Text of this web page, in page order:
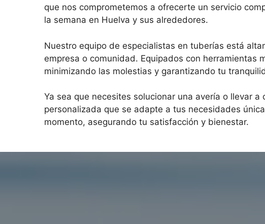
que nos comprometemos a ofrecerte un servicio
la semana en Huelva y sus alrededores.
Nuestro equipo de especialistas en tuberías está
empresa o comunidad. Equipados con
minimizando las molestias y garantizando tu
Ya sea que necesites solucionar una avería o llevar
personalizada que se adapte a tus necesidades
momento, asegurando tu satisfacción y bienestar.